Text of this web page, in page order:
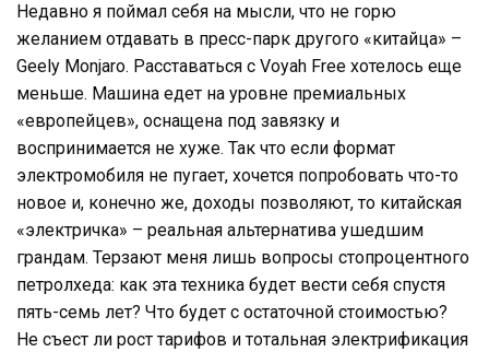
Недавно я поймал себя на мысли, что не горю
желанием отдавать в пресс-парк другого «китайца» –
Geely Monjaro. Расставаться с Voyah Free хотелось еще
меньше. Машина едет на уровне премиальных
«европейцев», оснащена под завязку и
воспринимается не хуже. Так что если формат
электромобиля не пугает, хочется попробовать что-то
новое и, конечно же, доходы позволяют, то китайская
«электричка» – реальная альтернатива ушедшим
грандам. Терзают меня лишь вопросы стопроцентного
петролхеда: как эта техника будет вести себя спустя
пять-семь лет? Что будет с остаточной стоимостью?
Не съест ли рост тарифов и тотальная электрификация